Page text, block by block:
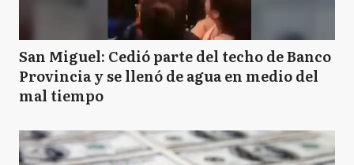
San Miguel: Cedió parte del techo de Banco
Provincia y se llenó de agua en medio del
mal tiempo